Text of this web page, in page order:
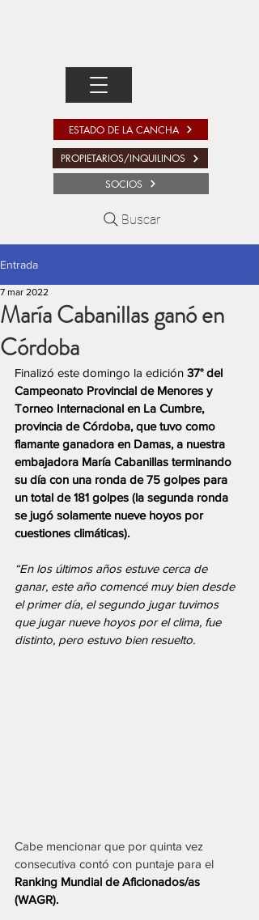
SOCIOS
ESTADO DE LA CANCHA
PROPIETARIOS/INQUILINOS
Buscar
Entrada
María Cabanillas ganó en
Córdoba
7 mar 2022
Finalizó este domingo la edición 37° del
Campeonato Provincial de Menores y
Torneo Internacional en La Cumbre,
provincia de Córdoba, que tuvo como
flamante ganadora en Damas, a nuestra
embajadora María Cabanillas terminando
su día con una ronda de 75 golpes para
un total de 181 golpes (la segunda ronda
se jugó solamente nueve hoyos por
cuestiones climáticas).
“En los últimos años estuve cerca de
ganar, este año comencé muy bien desde
el primer día, el segundo jugar tuvimos
que jugar nueve hoyos por el clima, fue
distinto, pero estuvo bien resuelto.
Cabe mencionar que por quinta vez
consecutiva contó con puntaje para el
Ranking Mundial de Aficionados/as
(WAGR).